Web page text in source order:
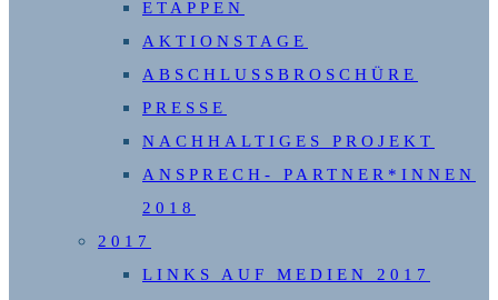
ETAPPEN
AKTIONSTAGE
ABSCHLUSSBROSCHÜRE
PRESSE
NACHHALTIGES PROJEKT
ANSPRECH- PARTNER*INNEN
2018
2017
LINKS AUF MEDIEN 2017